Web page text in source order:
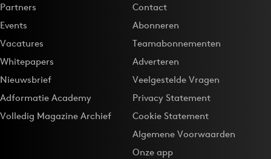
Partners
Events
Vacatures
Whitepapers
Nieuwsbrief
Adformatie Academy
Volledig Magazine Archief
Contact
Abonneren
Teamabonnementen
Adverteren
Veelgestelde Vragen
Privacy Statement
Cookie Statement
Algemene Voorwaarden
Onze app